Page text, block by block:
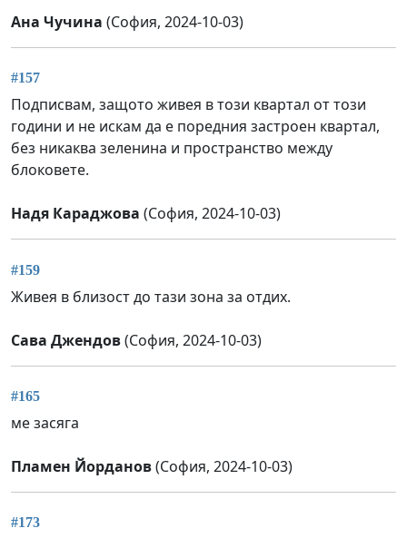
Ана Чучина (София, 2024-10-03)
#157
Подписвам, защото живея в този квартал от този
години и не искам да е поредния застроен квартал,
без никаква зеленина и пространство между
блоковете.
Надя Караджова (София, 2024-10-03)
#159
Живея в близост до тази зона за отдих.
Сава Джендов(София, 2024-10-03)
#165
ме засяга
Пламен Йорданов(София, 2024-10-03)
#173